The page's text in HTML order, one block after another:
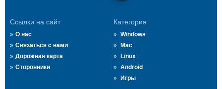
Ссылки на сайт
О нас
Связаться с нами
Дорожная карта
Сторонники
Категория
Windows
Mac
Linux
Android
Игры